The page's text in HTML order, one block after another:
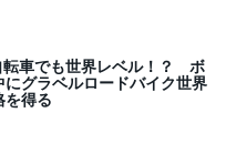
転車でも世界レベル！？ ボ
にグラベルロードバイク世界
を得る